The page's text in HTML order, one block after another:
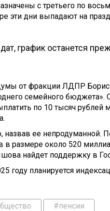
с третьего по
эти дни выпадают на
график останется
от фракции ЛДПР
семейного бюджета».
по 10 тысяч рублей
ее непродуманной.
размере около 520
найдет поддержку в
году планируется
#пенсии